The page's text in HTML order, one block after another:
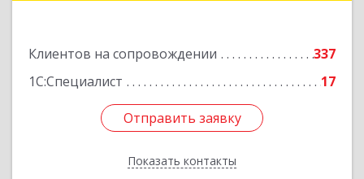
Клиентов на сопровождении
337
1С:Специалист
17
Отправить заявку
Показать контакты
Отправить заявку
Назад